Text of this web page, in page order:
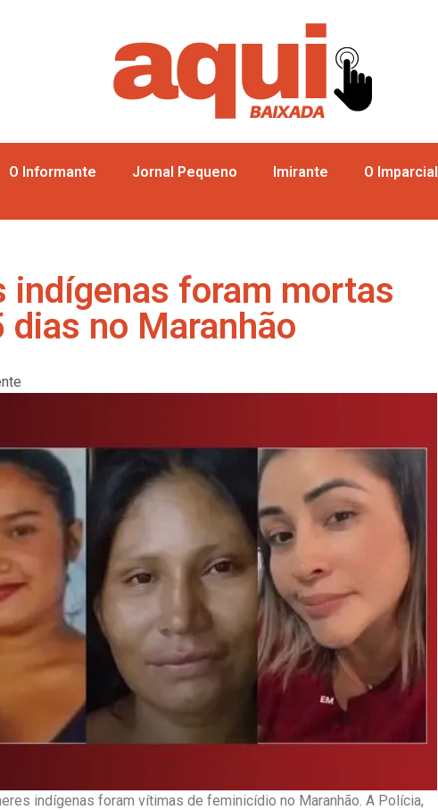
O Informante Jornal Pequeno Imirante O Imparcial
indígenas foram mortas
dias no Maranhão
indígenas foram vítimas de feminicídio no Maranhão. A Polícia,